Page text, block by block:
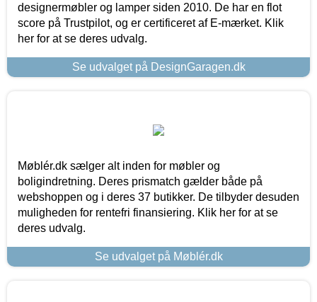
designermøbler og lamper siden 2010. De har en flot
score på Trustpilot, og er certificeret af E-mærket. Klik
her for at se deres udvalg.
Se udvalget på DesignGaragen.dk
Møblér.dk sælger alt inden for møbler og
boligindretning. Deres prismatch gælder både på
webshoppen og i deres 37 butikker. De tilbyder desuden
muligheden for rentefri finansiering. Klik her for at se
deres udvalg.
Se udvalget på Møblér.dk